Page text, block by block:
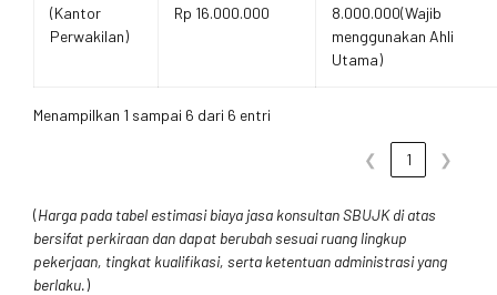
(Kantor
Perwakilan)
Rp 16.000.000
8.000.000(Wajib
menggunakan Ahli
Utama)
Menampilkan 1 sampai 6 dari 6 entri
❮ 1 ❯
(Harga pada tabel estimasi biaya jasa konsultan SBUJK di atas
bersifat perkiraan dan dapat berubah sesuai ruang lingkup
pekerjaan, tingkat kualifikasi, serta ketentuan administrasi yang
berlaku.)